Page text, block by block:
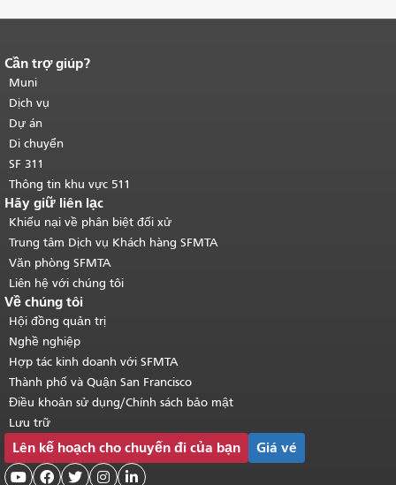
Kết thúc nội dung trang.
của trang này được lặp lại trên mọi
trang.Quay lại đầu trang nội dung
chính.
Cần trợ giúp?
Muni
Dịch vụ
Dự án
Di chuyển
SF 311
Thông tin khu vực 511
Hãy giữ liên lạc
Khiếu nại về phân biệt đối xử
Trung tâm Dịch vụ Khách hàng SFMTA
Văn phòng SFMTA
Liên hệ với chúng tôi
Về chúng tôi
Hội đồng quản trị
Nghề nghiệp
Hợp tác kinh doanh với SFMTA
Thành phố và Quận San Francisco
Điều khoản sử dụng/Chính sách bảo mật
Lưu trữ
Lên kế hoạch cho chuyến đi của bạn Giá vé
    